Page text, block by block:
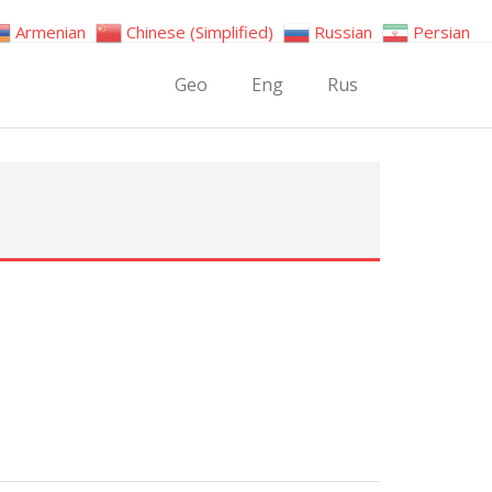
Geo Eng Rus
Armenian Chinese (Simplified) Russian Persian